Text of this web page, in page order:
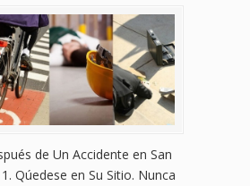
de Un Accidente en San
Qúedese en Su Sitio. Nunca